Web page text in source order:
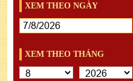
XEM THEO NGÀY
XEM THEO THÁNG